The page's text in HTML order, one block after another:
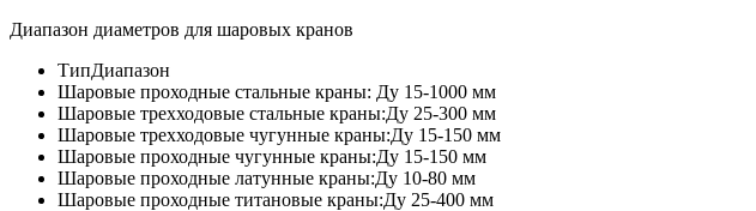
Диапазон диаметров для шаровых кранов
ТипДиапазон
Шаровые проходные стальные краны: Ду 15-1000 мм
Шаровые трехходовые стальные краны:Ду 25-300 мм
Шаровые трехходовые чугунные краны:Ду 15-150 мм
Шаровые проходные чугунные краны:Ду 15-150 мм
Шаровые проходные латунные краны:Ду 10-80 мм
Шаровые проходные титановые краны:Ду 25-400 мм